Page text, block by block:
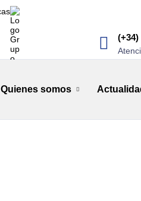
(+34)
Quienes somos